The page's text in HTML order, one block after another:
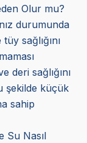
Olur mu?
durumunda
sağlığını
deri sağlığını
şekilde küçük
sahip
Su Nasıl